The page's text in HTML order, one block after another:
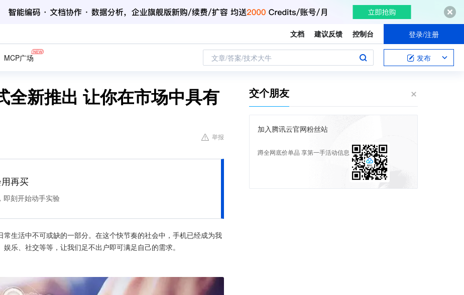
文档 建议反馈 控制台 登录/注册
MCP广场 文章/答案/技术大牛 发布
全新推出 让你在市场中具有
举报
再买
即刻开始动手实验
生活中不可或缺的一部分。在这个快节奏的社会中，手机已经成为我
乐、社交等等，让我们足不出户即可满足自己的需求。
交个朋友
加入腾讯云官网粉丝站
蹲全网底价单品 享第一手活动信息